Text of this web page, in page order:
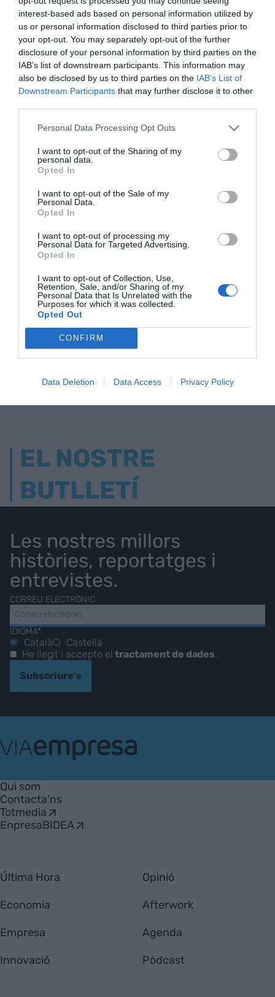
interest-based ads based on personal information utilized by
us or personal information disclosed to third parties prior to
your opt-out. You may separately opt-out of the further
disclosure of your personal information by third parties on the
IAB’s list of downstream participants. This information may
also be disclosed by us to third parties on the IAB’s List of
Downstream Participants that may further disclose it to other
Personal Data Processing Opt Outs
I want to opt-out of the Sharing of my
personal data.
Opted In
I want to opt-out of the Sale of my
Personal Data.
Opted In
I want to opt-out of processing my
Personal Data for Targeted Advertising.
Opted In
I want to opt-out of Collection, Use,
Retention, Sale, and/or Sharing of my
Personal Data that Is Unrelated with the
Purposes for which it was collected.
Opted Out
CONFIRM
Data Deletion Data Access Privacy Policy
residus i reduir els documents impresos.
El director general deFira de Barcelona,Agustín
Cordón, ha felicitat a la GSMA pel seu enorme
compromís amb elmedi ambient i amb la ciutat:
"Moltes gràcies. És importantíssim per Fira ser
part d'aquesta aliança".
Google de forma gratuïta
Estigues informat amb les últimes notícies d'actualitat
ELS MÉS LLEGITS
AVUI DESTAQUEM
EL NOSTRE
BUTLLETÍ
Les nostres millors
històries, reportatges i
entrevistes.
CORREU ELECTRÒNIC
IDIOMA*
Català
Castellà
He llegit i accepto eltractament de dades.
Subscriure's
Empresa
Qui som
Contacta'ns
Totmedia
EnpresaBIDEA
Última Hora
Economia
Empresa
Innovació
Opinió
Afterwork
Agenda
Pòdcast